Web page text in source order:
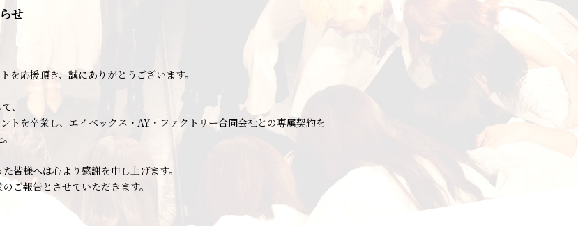
せ
を応援頂き、誠にありがとうございます。
、
トを卒業し、エイベックス・AY・ファクトリー合同会社との専属契約を
皆様へは心より感謝を申し上げます。
ご報告とさせていただきます。